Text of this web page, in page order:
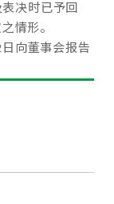
决时已予回
情形。
向董事会报告